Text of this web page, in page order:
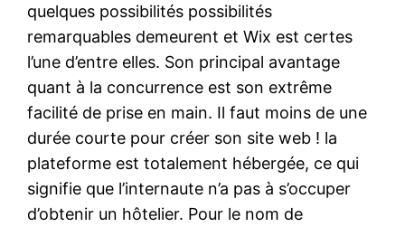
quelques possibilités possibilités
remarquables demeurent et Wix est certes
l’une d’entre elles. Son principal avantage
quant à la concurrence est son extrême
facilité de prise en main. Il faut moins de une
durée courte pour créer son site web ! la
plateforme est totalement hébergée, ce qui
signifie que l’internaute n’a pas à s’occuper
d’obtenir un hôtelier. Pour le nom de